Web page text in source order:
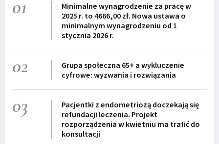
01
Minimalne wynagrodzenie za pracę w
2025 r. to 4666,00 zł. Nowa ustawa o
minimalnym wynagrodzeniu od 1
stycznia 2026 r.
02
Grupa społeczna 65+ a wykluczenie
cyfrowe: wyzwania i rozwiązania
03
Pacjentki z endometriozą doczekają się
refundacji leczenia. Projekt
rozporządzenia w kwietniu ma trafić do
konsultacji